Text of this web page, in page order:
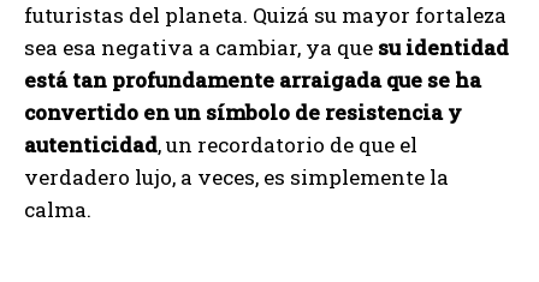
futuristas del planeta. Quizá su mayor fortaleza
sea esa negativa a cambiar, ya que su identidad
está tan profundamente arraigada que se ha
convertido en un símbolo de resistencia y
autenticidad, un recordatorio de que el
verdadero lujo, a veces, es simplemente la
calma.